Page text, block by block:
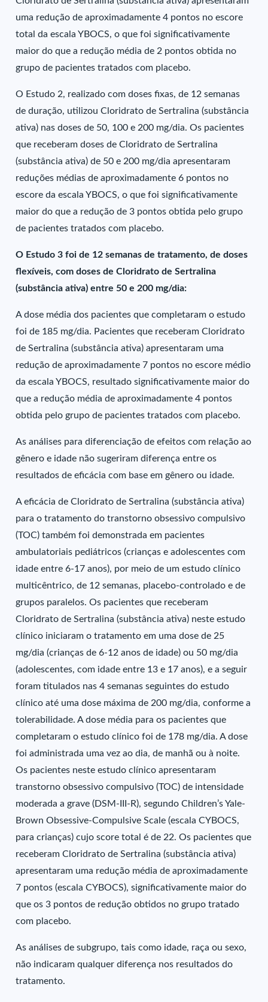
uma redução de aproximadamente 4 pontos no escore
total da escala YBOCS, o que foi significativamente
maior do que a redução média de 2 pontos obtida no
grupo de pacientes tratados com placebo.
O Estudo 2, realizado com doses fixas, de 12 semanas
de duração, utilizou Cloridrato de Sertralina (substância
ativa) nas doses de 50, 100 e 200 mg/dia. Os pacientes
que receberam doses de Cloridrato de Sertralina
(substância ativa) de 50 e 200 mg/dia apresentaram
reduções médias de aproximadamente 6 pontos no
escore da escala YBOCS, o que foi significativamente
maior do que a redução de 3 pontos obtida pelo grupo
de pacientes tratados com placebo.
O Estudo 3 foi de 12 semanas de tratamento, de doses
flexíveis, com doses de Cloridrato de Sertralina
(substância ativa) entre 50 e 200 mg/dia:
A dose média dos pacientes que completaram o estudo
foi de 185 mg/dia. Pacientes que receberam Cloridrato
de Sertralina (substância ativa) apresentaram uma
redução de aproximadamente 7 pontos no escore médio
da escala YBOCS, resultado significativamente maior do
que a redução média de aproximadamente 4 pontos
obtida pelo grupo de pacientes tratados com placebo.
As análises para diferenciação de efeitos com relação ao
gênero e idade não sugeriram diferença entre os
resultados de eficácia com base em gênero ou idade.
A eficácia de Cloridrato de Sertralina (substância ativa)
para o tratamento do transtorno obsessivo compulsivo
(TOC) também foi demonstrada em pacientes
ambulatoriais pediátricos (crianças e adolescentes com
idade entre 6-17 anos), por meio de um estudo clínico
multicêntrico, de 12 semanas, placebo-controlado e de
grupos paralelos. Os pacientes que receberam
Cloridrato de Sertralina (substância ativa) neste estudo
clínico iniciaram o tratamento em uma dose de 25
mg/dia (crianças de 6-12 anos de idade) ou 50 mg/dia
(adolescentes, com idade entre 13 e 17 anos), e a seguir
foram titulados nas 4 semanas seguintes do estudo
clínico até uma dose máxima de 200 mg/dia, conforme a
tolerabilidade. A dose média para os pacientes que
completaram o estudo clínico foi de 178 mg/dia. A dose
foi administrada uma vez ao dia, de manhã ou à noite.
Os pacientes neste estudo clínico apresentaram
transtorno obsessivo compulsivo (TOC) de intensidade
moderada a grave (DSM-III-R), segundo Children’s Yale-
Brown Obsessive-Compulsive Scale (escala CYBOCS,
para crianças) cujo score total é de 22. Os pacientes que
receberam Cloridrato de Sertralina (substância ativa)
apresentaram uma redução média de aproximadamente
7 pontos (escala CYBOCS), significativamente maior do
que os 3 pontos de redução obtidos no grupo tratado
com placebo.
As análises de subgrupo, tais como idade, raça ou sexo,
não indicaram qualquer diferença nos resultados do
tratamento.